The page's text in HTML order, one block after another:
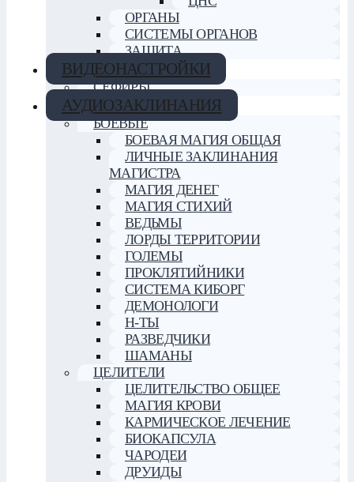
ОРГАНЫ
СИСТЕМЫ ОРГАНОВ
ЗАЩИТА
ВИДЕОНАСТРОЙКИ
СЕФИРЫ
АУДИОЗАКЛИНАНИЯ
БОЕВЫЕ
БОЕВАЯ МАГИЯ ОБЩАЯ
ЛИЧНЫЕ ЗАКЛИНАНИЯ
МАГИСТРА
МАГИЯ ДЕНЕГ
МАГИЯ СТИХИЙ
ВЕДЬМЫ
ЛОРДЫ ТЕРРИТОРИИ
ГОЛЕМЫ
ПРОКЛЯТИЙНИКИ
СИСТЕМА КИБОРГ
ДЕМОНОЛОГИ
Н-ТЫ
РАЗВЕДЧИКИ
ШАМАНЫ
ЦЕЛИТЕЛИ
ЦЕЛИТЕЛЬСТВО ОБЩЕЕ
МАГИЯ КРОВИ
КАРМИЧЕСКОЕ ЛЕЧЕНИЕ
БИОКАПСУЛА
ЧАРОДЕИ
ДРУИДЫ